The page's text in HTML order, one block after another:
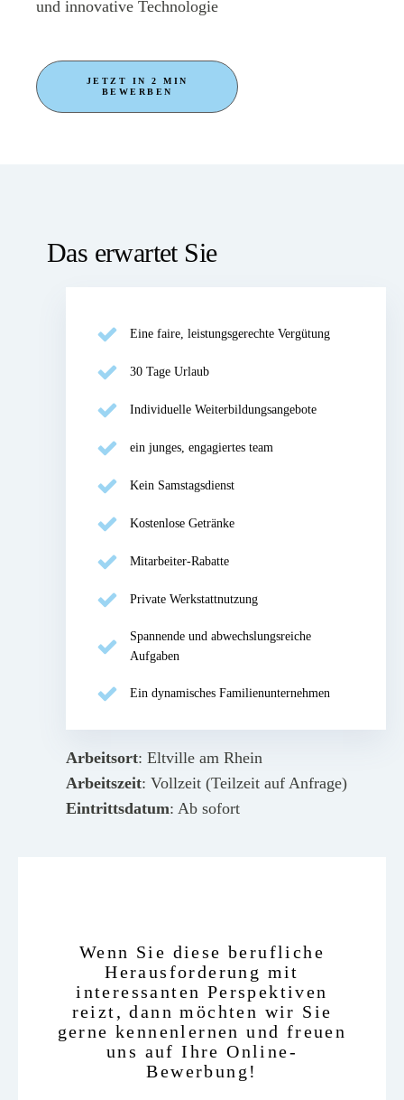
und innovative Technologie
JETZT IN 2 MIN
BEWERBEN
Das erwartet Sie
Eine faire, leistungsgerechte Vergütung
30 Tage Urlaub
Individuelle Weiterbildungsangebote
ein junges, engagiertes team
Kein Samstagsdienst
Kostenlose Getränke
Mitarbeiter-Rabatte
Private Werkstattnutzung
Spannende und abwechslungsreiche
Aufgaben
Ein dynamisches Familienunternehmen
Arbeitsort: Eltville am Rhein
Arbeitszeit: Vollzeit (Teilzeit auf Anfrage)
Eintrittsdatum: Ab sofort
Wenn Sie diese berufliche
Herausforderung mit
interessanten Perspektiven
reizt, dann möchten wir Sie
gerne kennenlernen und freuen
uns auf Ihre Online-
Bewerbung!